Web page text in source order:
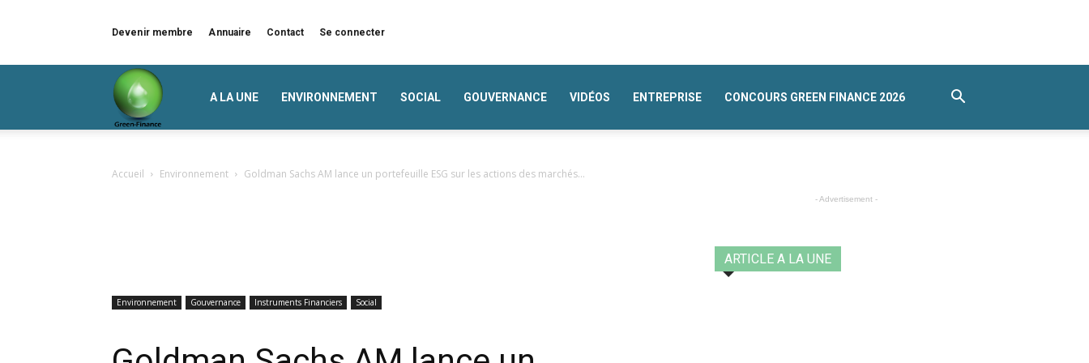
Devenir membre Annuaire Contact Se connecter
A LA UNE ENVIRONNEMENT SOCIAL GOUVERNANCE VIDÉOS ENTREPRISE CONCOURS GREEN FINANCE 2026
Accueil Environnement Goldman Sachs AM lance un portefeuille ESG sur les actions des marchés...
Environnement Gouvernance Instruments Financiers Social
- Advertisement -
ARTICLE A LA UNE